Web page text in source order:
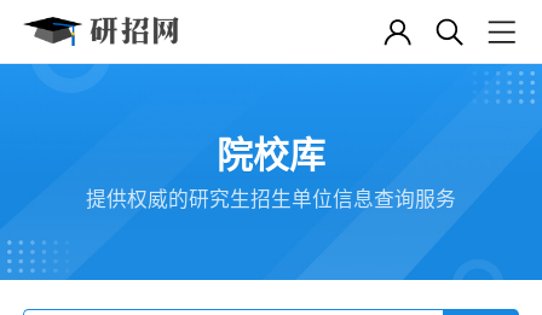
院校库
提供权威的研究生招生单位信息查询服务